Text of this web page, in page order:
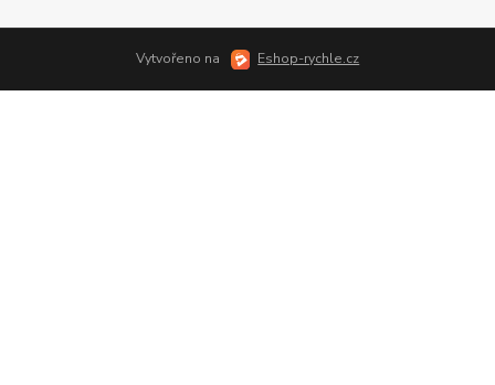
Vytvořeno na Eshop-rychle.cz